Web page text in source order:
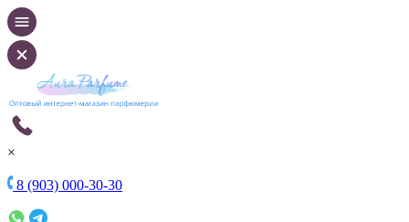
×
8 (903) 000-30-30